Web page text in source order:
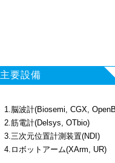
主要設備
1.脳波計(Biosemi, CGX,
2.筋電計(Delsys, OTbio)
3.三次元位置計測装置(NDI)
4.ロボットアーム(XArm, UR)